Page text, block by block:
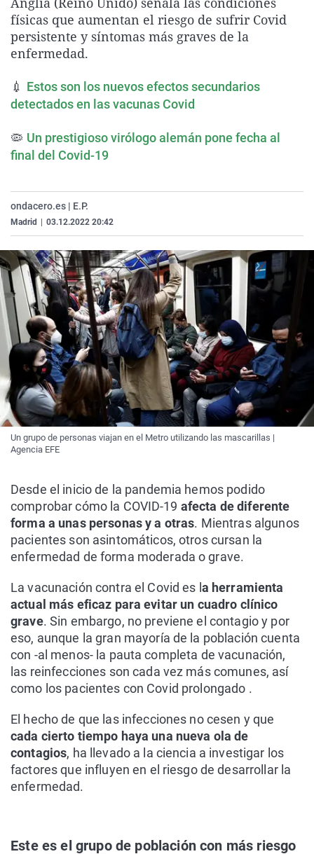
La rosa de los vientos
Gente viajera
Caso
Retornados
Operación Viuda
Extremadura
Galicia
Navarra
Virales
Televisión
físicas que aumentan el riesgo de sufrir Covid
persistente y síntomas más graves de la
enfermedad.
💉 Estos son los nuevos efectos secundarios
detectados en las vacunas Covid
🦠 Un prestigioso virólogo alemán pone fecha al
final del Covid-19
ondacero.es | E.P.
Madrid 03.12.2022 20:42
Un grupo de personas viajan en el Metro utilizando las mascarillas |
Agencia EFE
Desde el inicio de la pandemia hemos podido
comprobar cómo la COVID-19 afecta de diferente
forma a unas personas y a otras. Mientras algunos
pacientes son asintomáticos, otros cursan la
enfermedad de forma moderada o grave.
La vacunación contra el Covid es l a herramienta
actual más eficaz para evitar un cuadro clínico
grave. Sin embargo, no previene el contagio y por
eso, aunque la gran mayoría de la población cuenta
con -al menos- la pauta completa de vacunación,
las reinfecciones son cada vez más comunes, así
como los pacientes con Covid prolongado .
El hecho de que las infecciones no cesen y que
cada cierto tiempo haya una nueva ola de
contagios, ha llevado a la ciencia a investigar los
factores que influyen en el riesgo de desarrollar la
enfermedad.
Este es el grupo de población con más riesgo